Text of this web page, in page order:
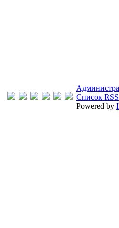
Список RSS
Powered by